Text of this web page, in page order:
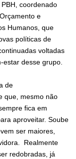
coordenado
e
Humanos, que
políticas de
voltadas
estar desse grupo.
de
que, mesmo não
fica em
aproveitar. Soube
ser maiores,
Realmente
redobradas, já